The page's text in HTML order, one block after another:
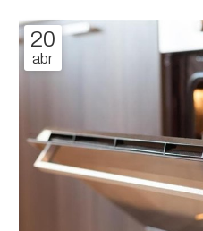
SAT, somos
electrodomésticos en
mostraremos algunas de
pueden
20
abr